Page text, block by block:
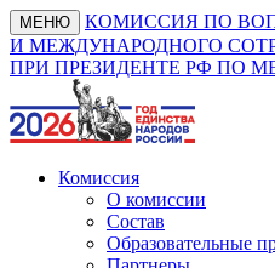
МЕНЮ
КОМИССИЯ ПО
И МЕЖДУНАРОДНОГО
ПРИ ПРЕЗИДЕНТЕ РФ ПО
Комиссия
О комиссии
Состав
Образовательные